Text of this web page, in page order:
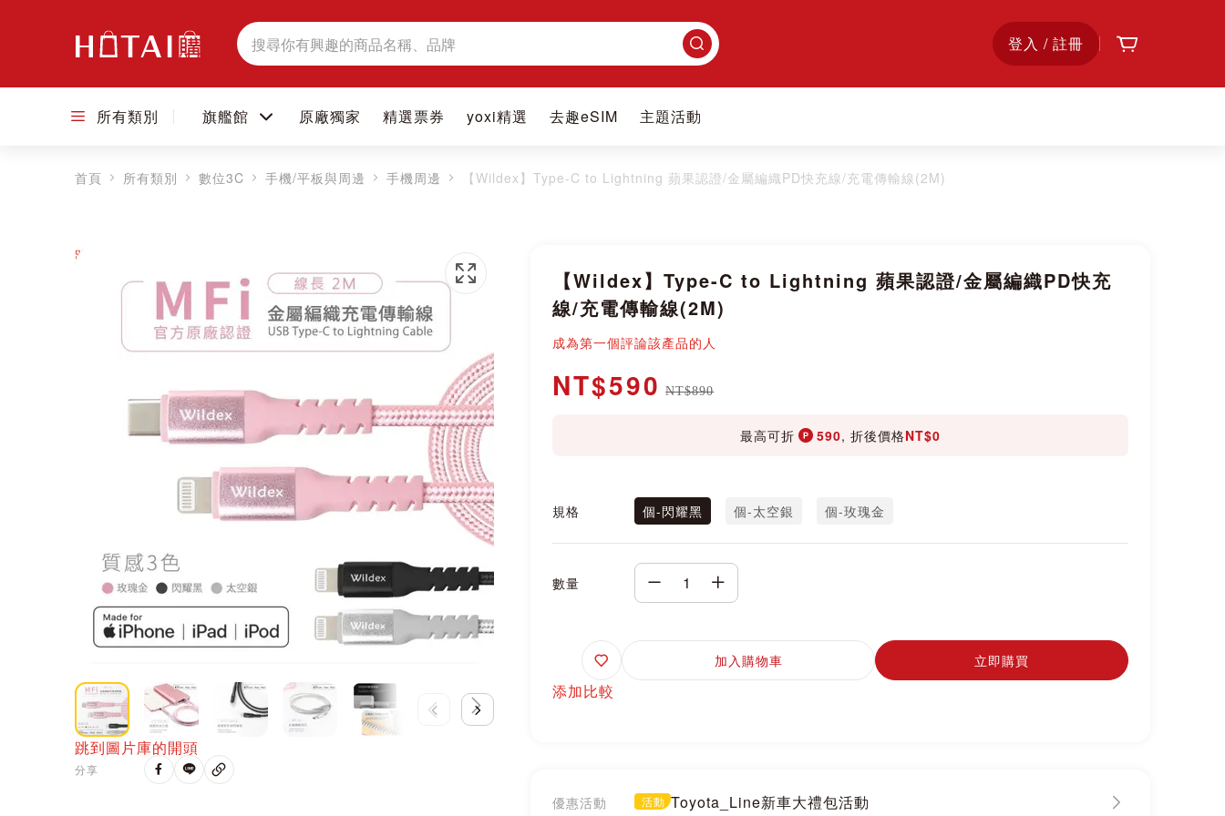
登入 / 註冊
搜
尋
搜
尋
所有類別 旗艦館 原廠獨家 精選票券 yoxi精選 去趣eSIM 主題活動
首頁 所有類別 數位3C 手機/平板與周邊 手機周邊 【Wildex】Type-C to Lightning 蘋果認證/金屬編織PD快充線/充電傳輸線(2M)
跳到圖片庫的末尾
跳到圖片庫的開頭
分享
【Wildex】Type-C to Lightning 蘋果認證/金屬編織PD快充
線/充電傳輸線(2M)
成為第一個評論該產品的人
NT$590 NT$890
最高可折 590, 折後價格NT$0
規格 個-閃耀黑 個-太空銀 個-玫瑰金
數量
加入購物車 立即購買
追
蹤
添加比較
優惠活動 活動 Toyota_Line新車大禮包活動